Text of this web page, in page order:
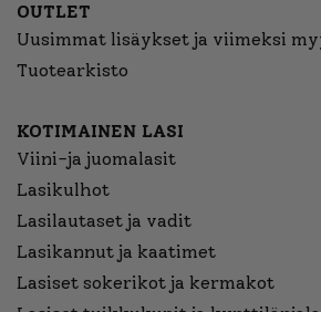
OUTLET
Uusimmat lisäykset ja viimeksi
Tuotearkisto
KOTIMAINEN LASI
Viini-ja juomalasit
Lasikulhot
Lasilautaset ja vadit
Lasikannut ja kaatimet
Lasiset sokerikot ja kermakot